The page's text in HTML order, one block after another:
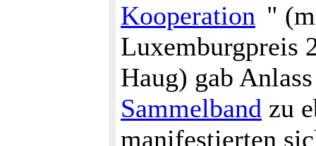
Kooperation "
Luxemburgpreis
Haug) gab
Sammelband zu
manifestierten